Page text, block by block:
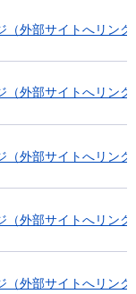
（外部サイトへリンク
（外部サイトへリンク
（外部サイトへリンク
（外部サイトへリンク
（外部サイトへリンク